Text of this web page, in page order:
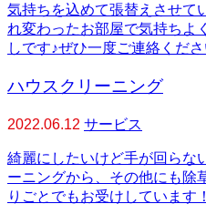
気持ちを込めて張替えさせて
れ変わったお部屋で気持ちよ
しです♪ぜひ一度ご連絡くだ
ハウスクリーニング
2022.06.12 サービス
綺麗にしたいけど手が回らな
ーニングから、その他にも除
りごとでもお受けしています